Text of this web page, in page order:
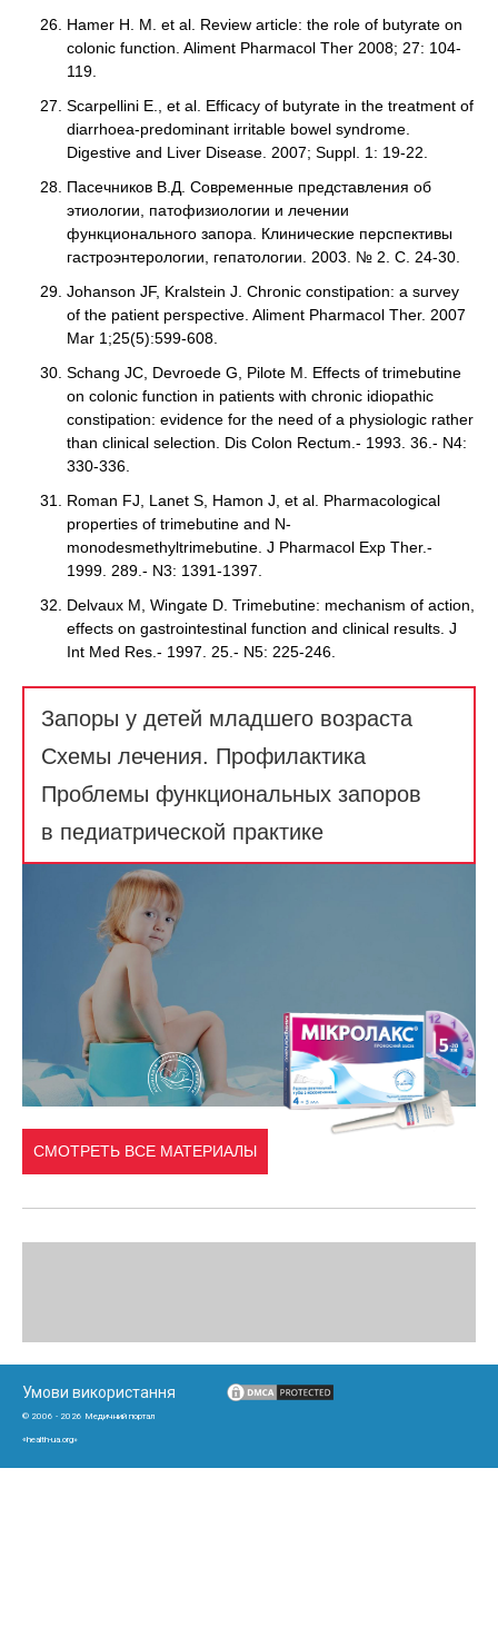
Hamer H. M. et al. Review article: the role of butyrate on
colonic function. Aliment Pharmacol Ther 2008; 27: 104-
119.
Scarpellini E., et al. Efficacy of butyrate in the treatment of
diarrhoea-predominant irritable bowel syndrome.
Digestive and Liver Disease. 2007; Suppl. 1: 19-22.
Пасечников В.Д. Современные представления об
этиологии, патофизиологии и лечении
функционального запора. Клинические перспективы
гастроэнтерологии, гепатологии. 2003. № 2. С. 24-30.
Johanson JF, Kralstein J. Chronic constipation: a survey
of the patient perspective. Aliment Pharmacol Ther. 2007
Mar 1;25(5):599-608.
Schang JC, Devroede G, Pilote M. Effects of trimebutine
on colonic function in patients with chronic idiopathic
constipation: evidence for the need of a physiologic rather
than clinical selection. Dis Colon Rectum.- 1993. 36.- N4:
330-336.
Roman FJ, Lanet S, Hamon J, et al. Pharmacological
properties of trimebutine and N-
monodesmethyltrimebutine. J Pharmacol Exp Ther.-
1999. 289.- N3: 1391-1397.
Delvaux M, Wingate D. Trimebutine: mechanism of action,
effects on gastrointestinal function and clinical results. J
Int Med Res.- 1997. 25.- N5: 225-246.
Запоры у детей младшего возраста
Схемы лечения. Профилактика
Проблемы функциональных запоров
в педиатрической практике
СМОТРЕТЬ ВСЕ МАТЕРИАЛЫ
Умови використання
© 2006 - 2026 Медичний портал
«health-ua.org»